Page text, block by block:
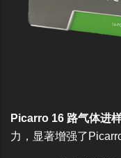
Picarro 16 路气体进
力，显著增强了